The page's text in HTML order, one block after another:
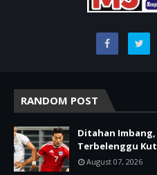
RANDOM POST
Ditahan
Terbelenggu
August 07, 2026